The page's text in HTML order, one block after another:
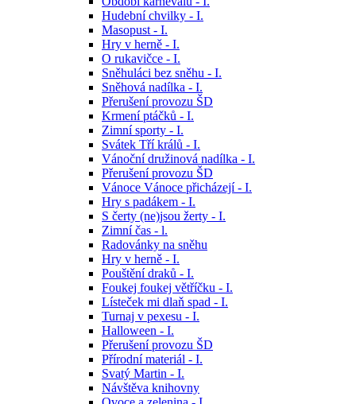
Hudební chvilky - I.
Masopust - I.
Hry v herně - I.
O rukavičce - I.
Sněhuláci bez sněhu - I.
Sněhová nadílka - I.
Přerušení provozu ŠD
Krmení ptáčků - I.
Zimní sporty - I.
Svátek Tří králů - I.
Vánoční družinová nadílka - I.
Přerušení provozu ŠD
Vánoce Vánoce přicházejí - I.
Hry s padákem - I.
S čerty (ne)jsou žerty - I.
Zimní čas - l.
Radovánky na sněhu
Hry v herně - I.
Pouštění draků - I.
Foukej foukej větříčku - I.
Lísteček mi dlaň spad - I.
Turnaj v pexesu - I.
Halloween - I.
Přerušení provozu ŠD
Přírodní materiál - I.
Svatý Martin - I.
Návštěva knihovny